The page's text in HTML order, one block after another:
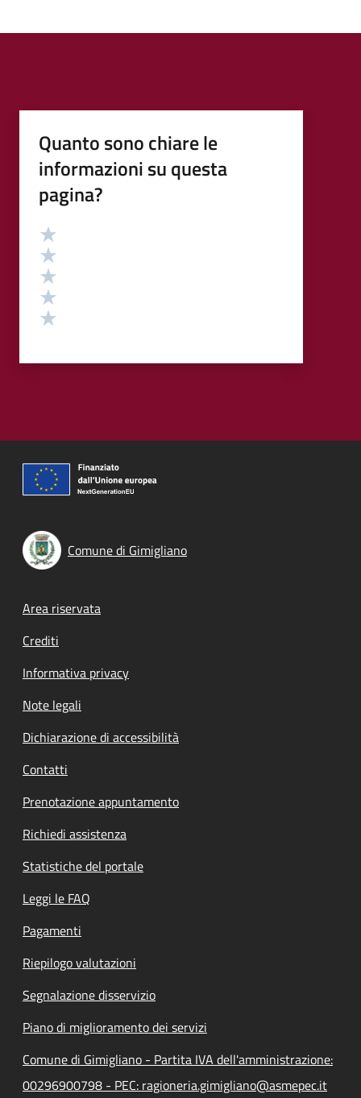
Quanto sono chiare le
informazioni su questa
pagina?
Valutazione
Comune di Gimigliano
Footer menu
Area riservata
Crediti
Informativa privacy
Note legali
Dichiarazione di accessibilità
Contatti
Prenotazione appuntamento
Richiedi assistenza
Statistiche del portale
Leggi le FAQ
Pagamenti
Riepilogo valutazioni
Segnalazione disservizio
Piano di miglioramento dei servizi
Comune di Gimigliano - Partita IVA dell'amministrazione:
00296900798 - PEC: ragioneria.gimigliano@asmepec.it